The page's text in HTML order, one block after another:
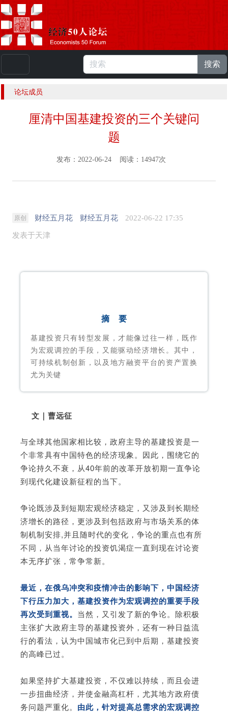
人 |English
搜索
论坛成员
厘清中国基建投资的三个关键问
题
发布：2022-06-24 阅读：14947次
原创 财经五月花 财经五月花 2022-06-22 17:35
发表于天津
摘 要
基建投资只有转型发展，才能像过往一样，既作
为宏观调控的手段，又能驱动经济增长。其中，
可持续机制创新，以及地方融资平台的资产置换
尤为关键
文｜曹远征
与全球其他国家相比较，政府主导的基建投资是一
个非常具有中国特色的经济现象。因此，围绕它的
争论持久不衰，从40年前的改革开放初期一直争论
到现代化建设新征程的当下。
争论既涉及到短期宏观经济稳定，又涉及到长期经
济增长的路径，更涉及到包括政府与市场关系的体
制机制安排,并且随时代的变化，争论的重点也有所
不同，从当年讨论的投资饥渴症一直到现在讨论资
本无序扩张，常争常新。
最近，在俄乌冲突和疫情冲击的影响下，中国经济
下行压力加大，基建投资作为宏观调控的重要手段
再次受到重视。 当然，又引发了新的争论。除积极
主张扩大政府主导的基建投资外，还有一种日益流
行的看法，认为中国城市化已到中后期，基建投资
的高峰已过。
如果坚持扩大基建投资，不仅难以持续，而且会进
一步扭曲经济，并使金融高杠杆，尤其地方政府债
务问题严重化。 由此，针对提高总需求的宏观调控